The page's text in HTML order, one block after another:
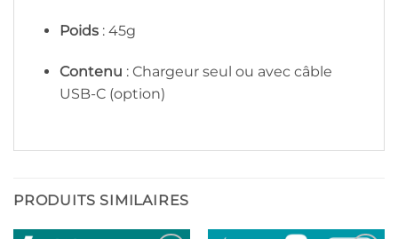
Poids: 45g
Contenu : Chargeur seul ou avec câble
USB-C (option)
PRODUITS SIMILAIRES